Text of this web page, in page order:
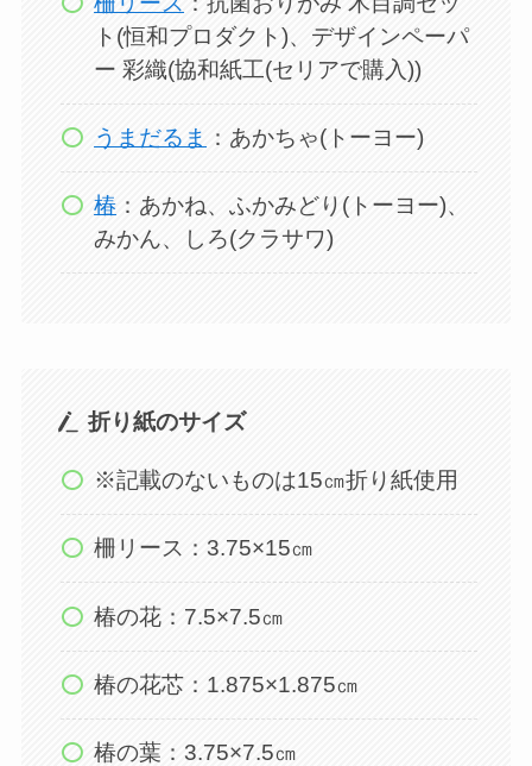
ト(恒和プロダクト)、デザインペーパ
ー 彩織(協和紙工(セリアで購入))
うまだるま ：あかちゃ(トーヨー)
椿 ：あかね、ふかみどり(トーヨー)、
みかん、しろ(クラサワ)
折り紙のサイズ
※記載のないものは15㎝折り紙使用
柵リース：3.75×15㎝
椿の花：7.5×7.5㎝
椿の花芯：1.875×1.875㎝
椿の葉：3.75×7.5㎝